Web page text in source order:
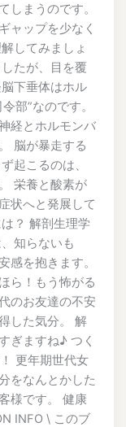
しまうのです。
ャップを少なく
してみましょ
たが、目を覆
下垂体はホル
部”なのです。
経とホルモンバ
脳が暴走する
起こるのは、
栄養と酸素が
状へと発展して
？ 解剖生理学
知らないも
感を抱きます。
ら！もう怖がる
のお友達の不安
した気分。 解
ぎますね♪ つく
更年期世代女
をなんとかした
様です。 健康
INFO \ このブ